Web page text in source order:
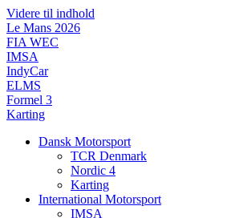
Videre til indhold
Le Mans 2026
FIA WEC
IMSA
IndyCar
ELMS
Formel 3
Karting
Dansk Motorsport
TCR Denmark
Nordic 4
Karting
International Motorsport
IMSA